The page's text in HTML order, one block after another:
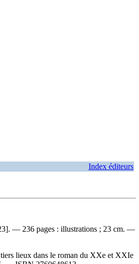
Index éditeurs
— 236 pages : illustrations ; 23 cm. —
lieux dans le roman du XXe et XXIe